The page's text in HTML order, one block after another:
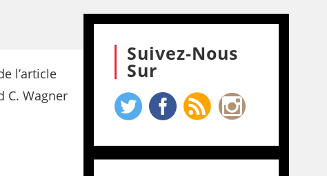
Suivez-Nous
Sur